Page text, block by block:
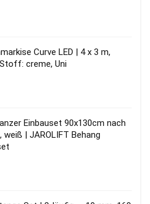
Curve LED | 4 x 3 m,
creme, Uni
Einbauset 90x130cm nach
weiß | JAROLIFT Behang